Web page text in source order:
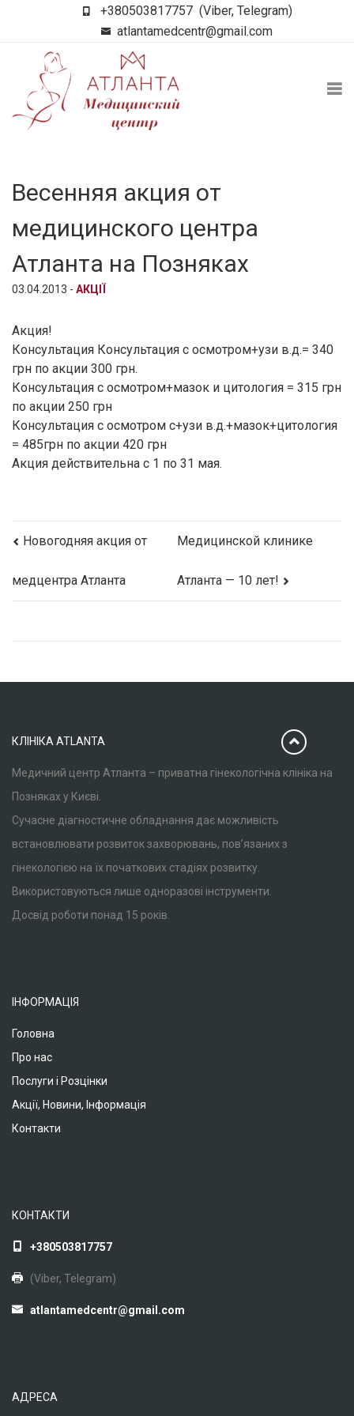
+380503817757 (Viber, Telegram)
atlantamedcentr@gmail.com
Весенняя акция от
медицинского центра
Атланта на Позняках
03.04.2013 - АКЦІЇ
Акция!
Консультация Консультация с осмотром+узи в.д.= 340
грн по акции 300 грн.
Консультация с осмотром+мазок и цитология = 315 грн
по акции 250 грн
Консультация с осмотром с+узи в.д.+мазок+цитология
= 485грн по акции 420 грн
Акция действительна с 1 по 31 мая.
Новогодняя акция от
медцентра Атланта
Медицинской клинике
Атланта — 10 лет!
КЛІНІКА ATLANTA
Медичний центр Атланта – приватна гінекологічна клініка на
Позняках у Києві.
Сучасне діагностичне обладнання дає можливість
встановлювати розвиток захворювань, пов’язаних з
гінекологією на їх початкових стадіях розвитку.
Використовуються лише одноразові інструменти.
Досвід роботи понад 15 років.
ІНФОРМАЦІЯ
Головна
Про нас
Послуги і Розцінки
Акції, Новини, Інформація
Контакти
КОНТАКТИ
+380503817757
(Viber, Telegram)
atlantamedcentr@gmail.com
АДРЕСА